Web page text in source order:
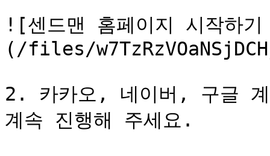
![센드맨 홈페이지 시작하
(/files/
2. 카카오, 네이버, 구글 계
계속 진행해 주세요.